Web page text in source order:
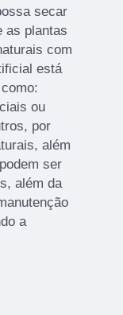
secar
as plantas
com
está
ou
por
além
ser
além da
a